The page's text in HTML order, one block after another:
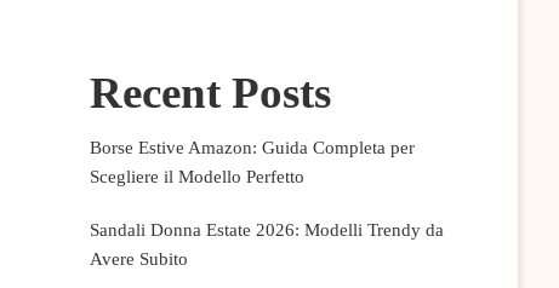
Recent Posts
Borse Estive Amazon: Guida Completa per
Scegliere il Modello Perfetto
Sandali Donna Estate 2026: Modelli Trendy da
Avere Subito